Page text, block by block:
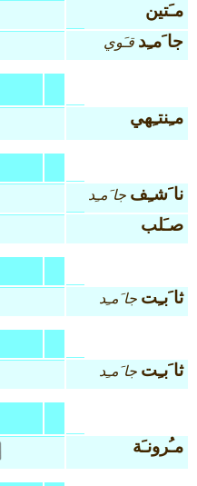
مـَتين
جا َمـِد قـَوي
مـِنتـِهي
نا َشـِف جا َمـِد
صـَلب
ثا َبـِت جا َمـِد
ثا َبـِت جا َمـِد
مـُرونـَة